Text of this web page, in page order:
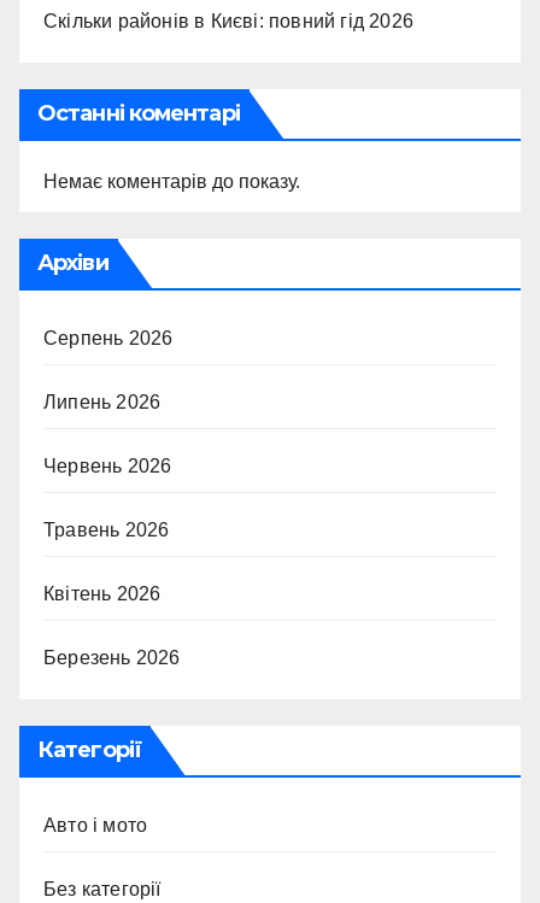
Скільки районів в Києві: повний гід 2026
Останні коментарі
Немає коментарів до показу.
Архіви
Серпень 2026
Липень 2026
Червень 2026
Травень 2026
Квітень 2026
Березень 2026
Категорії
Авто і мото
Без категорії